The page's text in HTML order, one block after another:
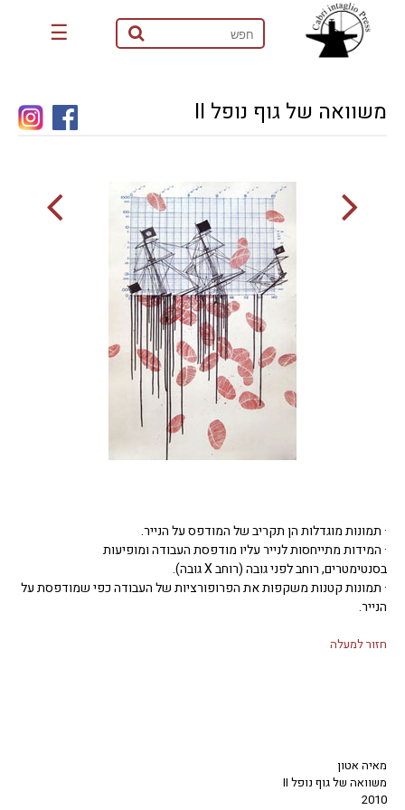
☰
משוואה של גוף נופל II
· תמונות מוגדלות הן תקריב של המודפס על הנייר.
· המידות מתייחסות לנייר עליו מודפסת העבודה ומופיעות
בסנטימטרים, רוחב לפני גובה (רוחב X גובה).
· תמונות קטנות משקפות את הפרופורציות של העבודה כפי שמודפסת על
הנייר.
חזור למעלה
מאיה אטון
משוואה של גוף נופל II
2010